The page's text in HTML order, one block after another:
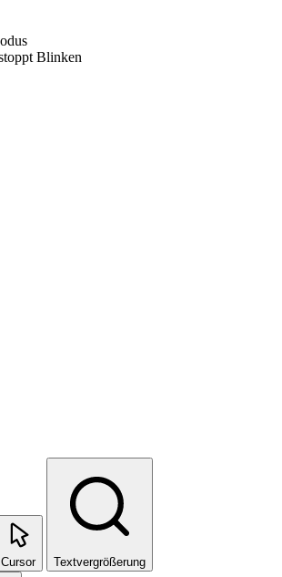
Blinken
Cursor Textvergrößerung